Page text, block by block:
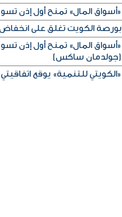
«أسواق المال» تمنح أول إذن
بورصة الكويت تغلق على انخفاض
«أسواق المال» تمنح أول إذن
(جولدمان ساكس)
«الكويتي للتنمية» يوقع اتفاقيتي منحة بـ5 ملايين دولار لدعم الجهود الإنسانية